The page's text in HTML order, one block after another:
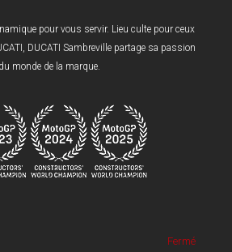
pour vous servir. Lieu culte pour ceux
DUCATI Sambreville partage sa passion
monde de la marque.
Fermé